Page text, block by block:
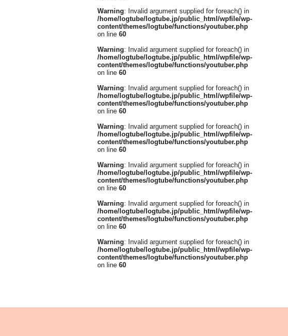
Warning: Invalid argument supplied for foreach() in
/home/logtube/logtube.jp/public_html/wpfile/wp-
content/themes/logtube/functions/youtuber.php
on line 60
Warning: Invalid argument supplied for foreach() in
/home/logtube/logtube.jp/public_html/wpfile/wp-
content/themes/logtube/functions/youtuber.php
on line 60
Warning: Invalid argument supplied for foreach() in
/home/logtube/logtube.jp/public_html/wpfile/wp-
content/themes/logtube/functions/youtuber.php
on line 60
Warning: Invalid argument supplied for foreach() in
/home/logtube/logtube.jp/public_html/wpfile/wp-
content/themes/logtube/functions/youtuber.php
on line 60
Warning: Invalid argument supplied for foreach() in
/home/logtube/logtube.jp/public_html/wpfile/wp-
content/themes/logtube/functions/youtuber.php
on line 60
Warning: Invalid argument supplied for foreach() in
/home/logtube/logtube.jp/public_html/wpfile/wp-
content/themes/logtube/functions/youtuber.php
on line 60
Warning: Invalid argument supplied for foreach() in
/home/logtube/logtube.jp/public_html/wpfile/wp-
content/themes/logtube/functions/youtuber.php
on line 60